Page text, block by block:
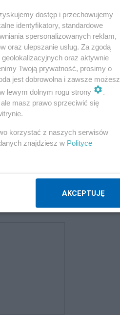
że
dostęp i przechowujemy
identyfikatory, standardowe
spersonalizowanych reklam,
oraz ulepszanie usług. Za zgodą
oraz aktywnie
Twoją prywatność, prosimy o
jest dobrowolna i zawsze możesz
lewym dolnym rogu strony
.
masz prawo sprzeciwić się
korzystać z naszych serwisów
znajdziesz w Polityce
AKCEPTUJĘ